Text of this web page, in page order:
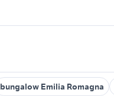
bungalow Emilia Romagna